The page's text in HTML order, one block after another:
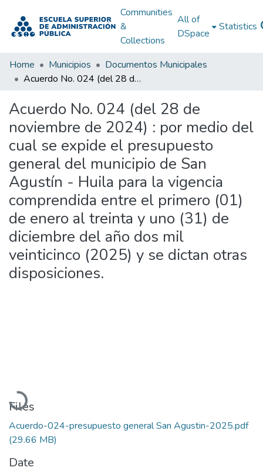
Communities
&
Collections
All of
DSpace
Statistics
Home Municipios
Documentos Municipales
Acuerdo No. 024 (del 28 de noviembre de 2024) : por medio del cual se expide el presupuesto general del municipio de San Agustín - Huila para la vigencia comprendida entre el primero (01) de enero al treinta y uno (31) de diciembre del año dos mil veinticinco (2025) y se dictan otras disposiciones.
Acuerdo No. 024 (del 28 de
noviembre de 2024) : por medio del
cual se expide el presupuesto
general del municipio de San
Agustín - Huila para la vigencia
comprendida entre el primero (01)
de enero al treinta y uno (31) de
diciembre del año dos mil
veinticinco (2025) y se dictan otras
disposiciones.
Loading...
Files
Acuerdo-024-presupuesto general San Agustin-2025.pdf
(29.66 MB)
Date